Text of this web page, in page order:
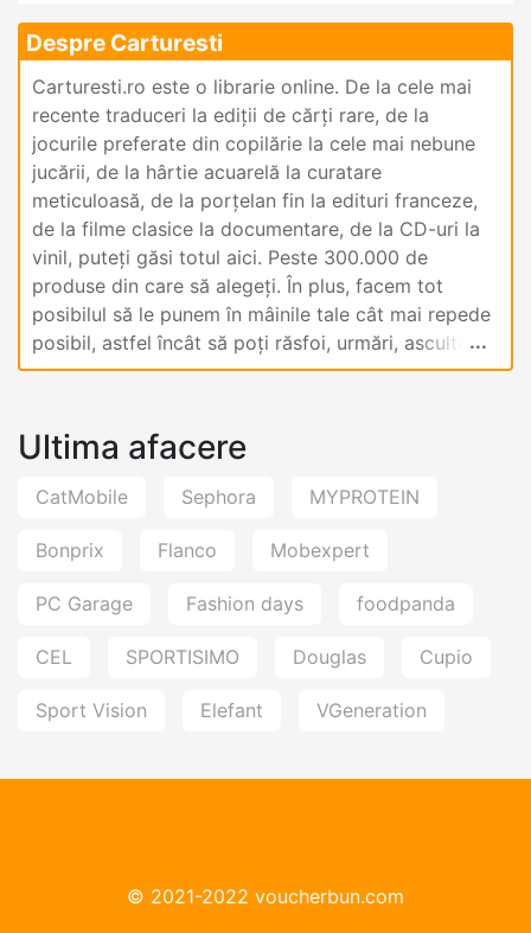
Despre Carturesti
Carturesti.ro este o librarie online. De la cele mai
recente traduceri la ediții de cărți rare, de la
jocurile preferate din copilărie la cele mai nebune
jucării, de la hârtie acuarelă la curatare
meticuloasă, de la porțelan fin la edituri franceze,
de la filme clasice la documentare, de la CD-uri la
vinil, puteți găsi totul aici. Peste 300.000 de
produse din care să alegeți. În plus, facem tot
posibilul să le punem în mâinile tale cât mai repede
posibil, astfel încât să poți răsfoi, urmări, asculta,
mirosi și gusta totul din confortul casei tale. În plus,
recomandăm cele mai noi, cele mai citite, cele mai
auzite, cele mai jucate, cele mai parfumate, cele
mai colorate sau cele mai discutate.
Ultima afacere
CatMobile Sephora MYPROTEIN
Bonprix Flanco Mobexpert
PC Garage Fashion days foodpanda
CEL SPORTISIMO Douglas Cupio
Sport Vision Elefant VGeneration
© 2021-2022 voucherbun.com